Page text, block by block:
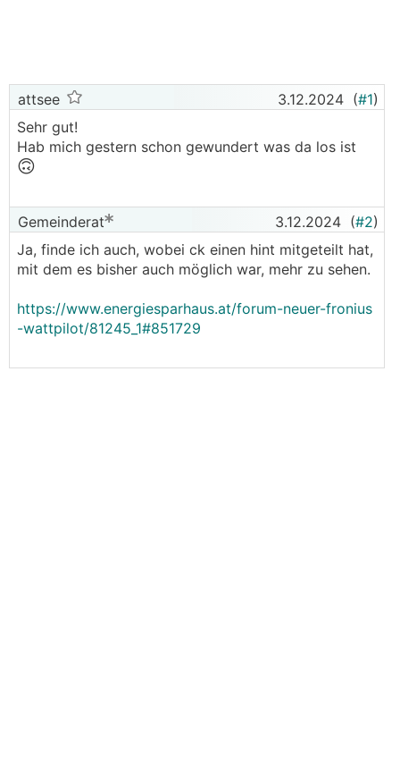
attsee 3.12.2024 (#1)
Sehr gut!
Hab mich gestern schon gewundert was da los ist
🙃
Gemeinderat 3.12.2024 (#2)
Ja, finde ich auch, wobei ck einen hint mitgeteilt hat,
mit dem es bisher auch möglich war, mehr zu sehen.
https://www.energiesparhaus.at/forum-neuer-fronius
-wattpilot/81245_1#851729